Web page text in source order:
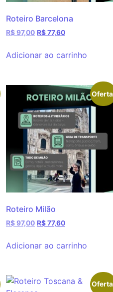
Roteiro Barcelona
R$97,00 R$77,60
Adicionar ao carrinho
Roteiro Milão
R$97,00 R$77,60
Adicionar ao carrinho